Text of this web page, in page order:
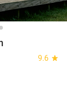
9.6 star